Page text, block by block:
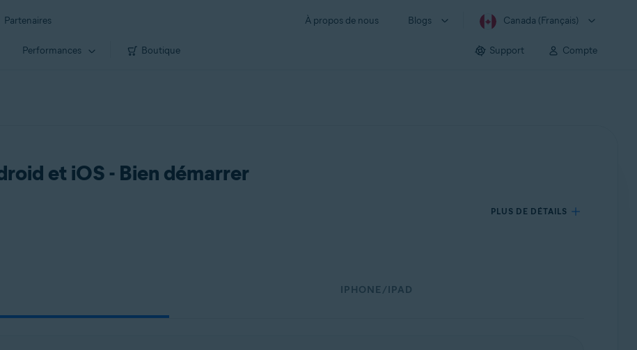
Partenaires À propos de nous Blogs Canada (Français)
Performances Boutique Support Compte
et iOS - Bien démarrer
PLUS DE DÉTAILS
IPHONE/IPAD